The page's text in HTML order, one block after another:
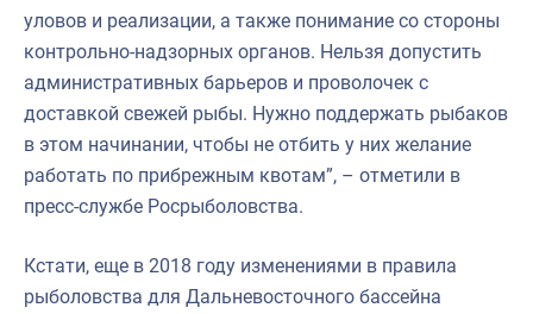
уловов и реализации, а также понимание со стороны
контрольно-надзорных органов. Нельзя допустить
административных барьеров и проволочек с
доставкой свежей рыбы. Нужно поддержать рыбаков
в этом начинании, чтобы не отбить у них желание
работать по прибрежным квотам”, – отметили в
пресс-службе Росрыболовства.
Кстати, еще в 2018 году изменениями в правила
рыболовства для Дальневосточного бассейна